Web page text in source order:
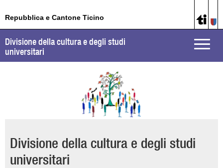
Repubblica e Cantone Ticino
Toggle
Divisione della cultura e degli studi
universitari
Divisione della cultura e degli studi
universitari